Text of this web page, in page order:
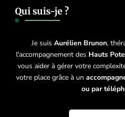
Qui suis-je ?
Je suis Aurélien Brunon,
l'accompagnement des Hauts
vous aider à gérer votre
votre place grâce à un
ou par